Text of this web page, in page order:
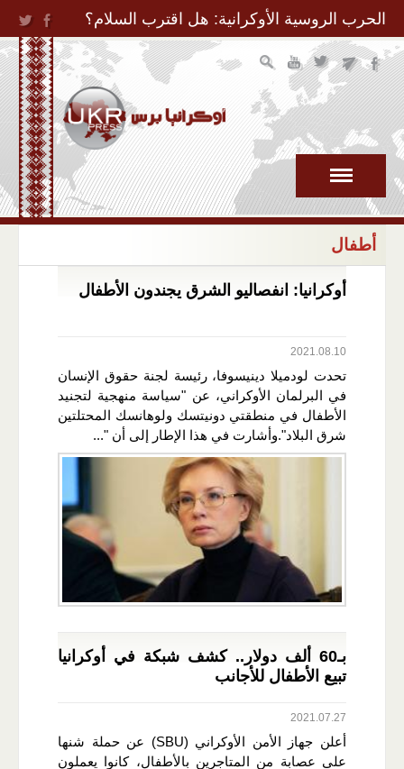
Jump to Navigation
الحرب الروسية الأوكرانية: هل اقترب السلام؟
أطفال
أوكرانيا: انفصاليو الشرق يجندون الأطفال
2021.08.10
تحدت لودميلا دينيسوفا، رئيسة لجنة حقوق الإنسان
في البرلمان الأوكراني، عن "سياسة منهجية لتجنيد
الأطفال في منطقتي دونيتسك ولوهانسك المحتلتين
شرق البلاد".وأشارت في هذا الإطار إلى أن "...
بـ60 ألف دولار.. كشف شبكة في أوكرانيا
تبيع الأطفال للأجانب
2021.07.27
أعلن جهاز الأمن الأوكراني (SBU) عن حملة شنها
على عصابة من المتاجرين بالأطفال، كانوا يعملون